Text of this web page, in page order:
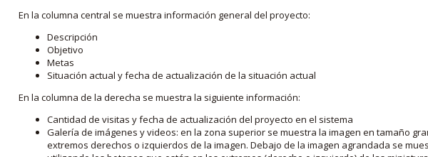
En la columna central se muestra información general del proyecto:
Descripción
Objetivo
Metas
Situación actual y fecha de actualización de la situación actual
En la columna de la derecha se muestra la siguiente información:
Cantidad de visitas y fecha de actualización del proyecto en el sistema
Galería de imágenes y videos: en la zona superior se muestra la imagen en tamaño
extremos derechos o izquierdos de la imagen. Debajo de la imagen agrandada se